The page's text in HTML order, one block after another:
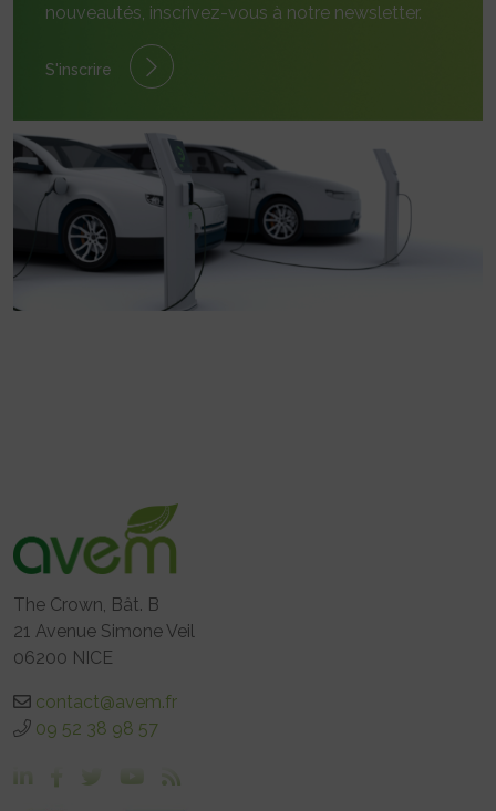
nouveautés, inscrivez-vous à notre newsletter.
S'inscrire
The Crown, Bât. B
21 Avenue Simone Veil
06200 NICE
contact@avem.fr
09 52 38 98 57